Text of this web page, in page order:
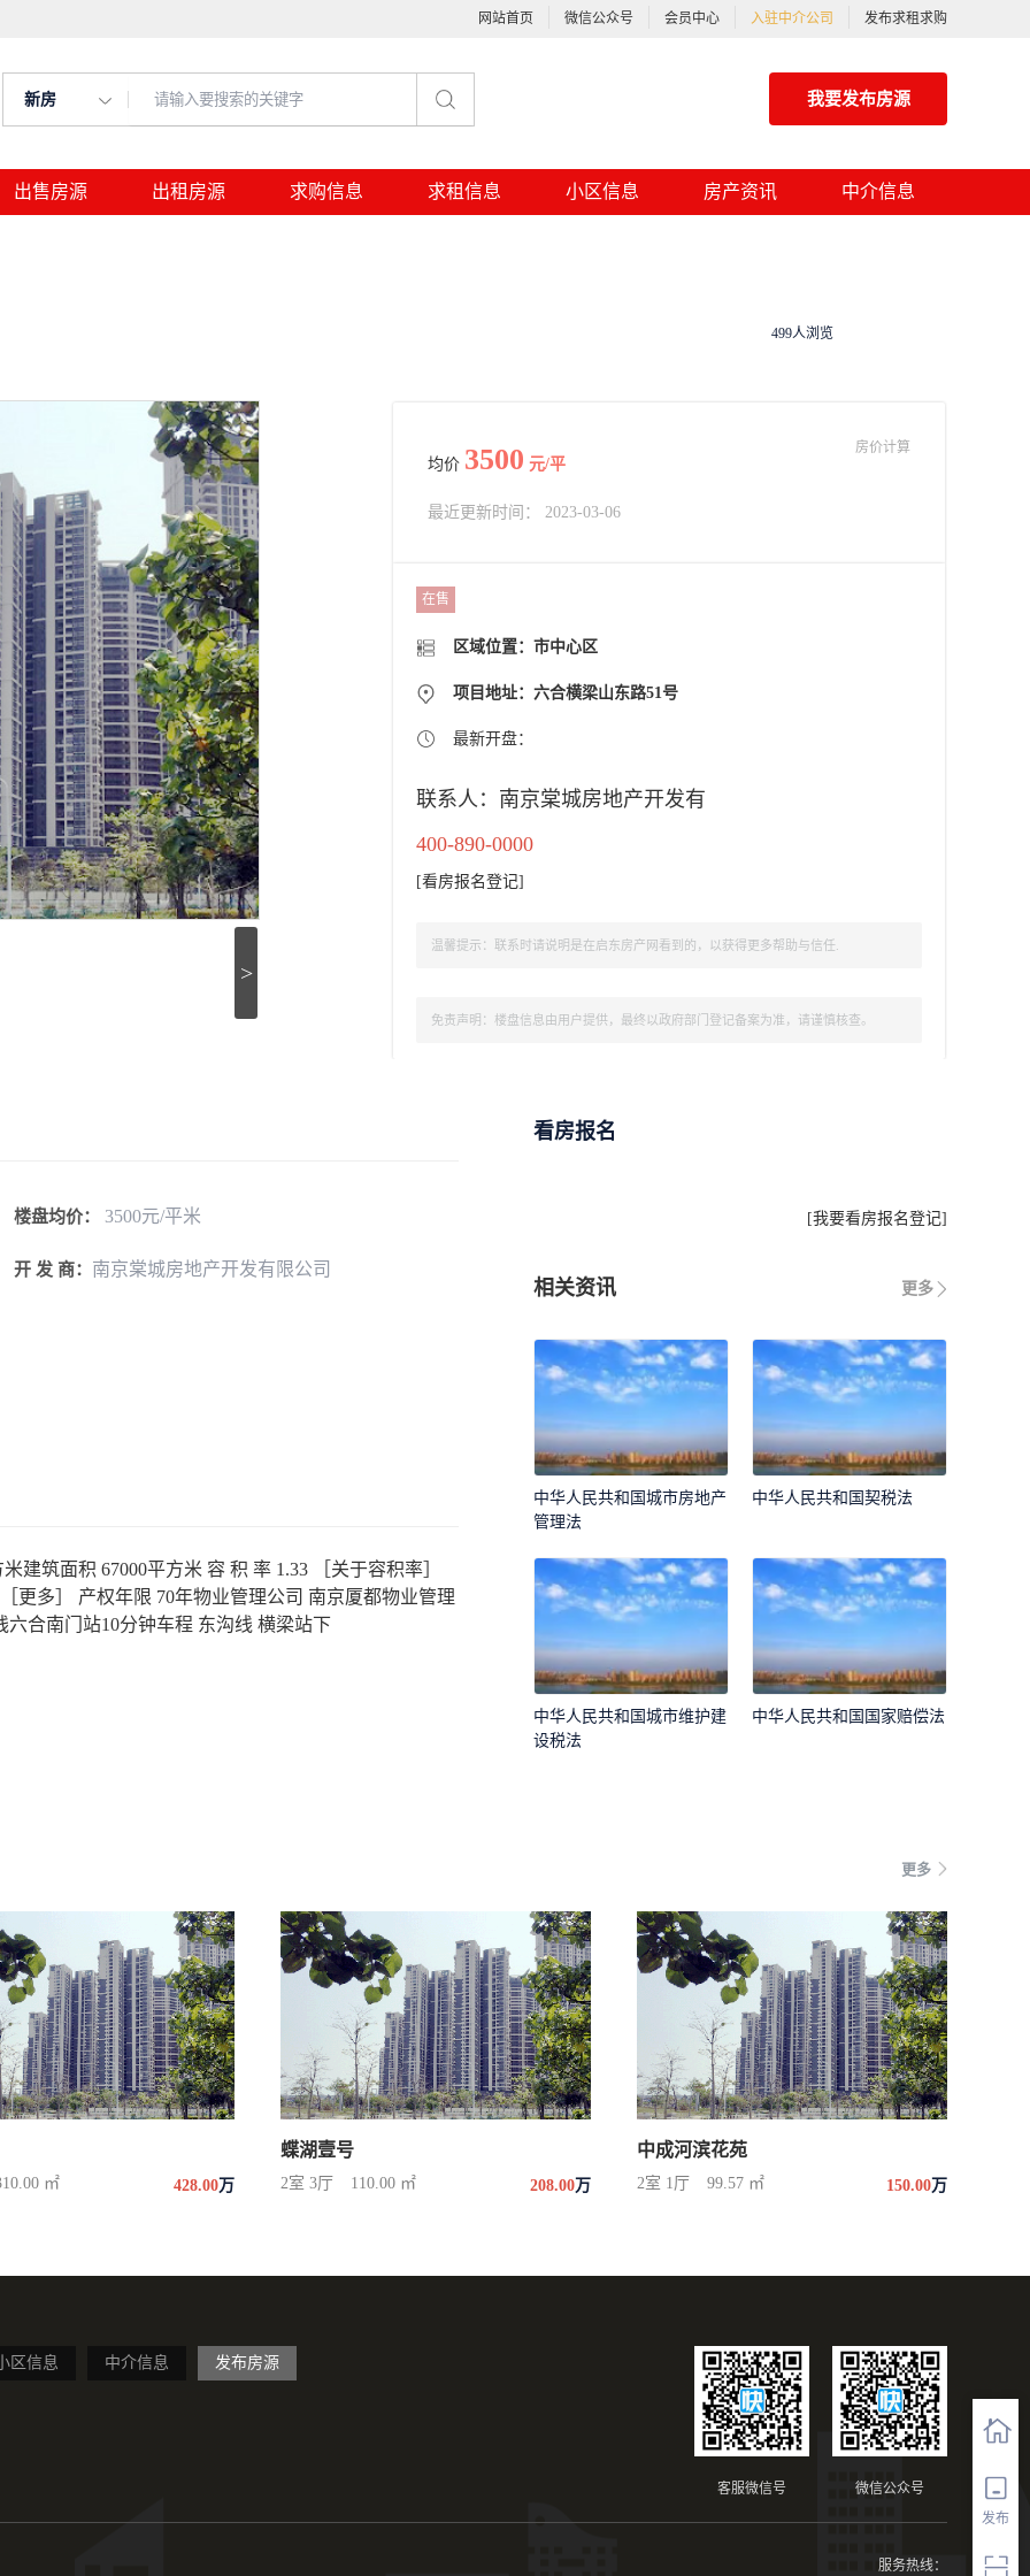
网站首页 微信公众号 会员中心 入驻中介公司 发布求租求购
新房 我要发布房源
出售房源 出租房源 求购信息 求租信息 小区信息 房产资讯 中介信息
发布
499人浏览
>
均价 3500 元/平
房价计算
最近更新时间： 2023-03-06
在售
区域位置： 市中心区
项目地址：六合横梁山东路51号
最新开盘：
联系人：南京棠城房地产开发有
400-890-0000
[看房报名登记]
温馨提示：联系时请说明是在启东房产网看到的，以获得更多帮助与信任.
免责声明：楼盘信息由用户提供，最终以政府部门登记备案为准，请谨慎核查。
楼盘均价： 3500元/平米
开 发 商： 南京棠城房地产开发有限公司
建筑面积 67000平方米 容 积 率 1.33 ［关于容积率］
更多］ 产权年限 70年物业管理公司 南京厦都物业管理
合南门站10分钟车程 东沟线 横梁站下
看房报名
[我要看房报名登记]
更多
相关资讯
中华人民共和国城市房地产
管理法
中华人民共和国契税法
中华人民共和国城市维护建
设税法
中华人民共和国国家赔偿法
更多
㎡ 428.00万
蝶湖壹号
2室 3厅 110.00 ㎡ 208.00万
中成河滨花苑
2室 1厅 99.57 ㎡ 150.00万
区信息 中介信息 发布房源
微信公众号
客服微信号
服务热线：